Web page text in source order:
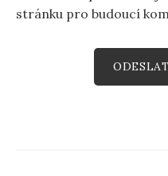
stránku pro budoucí